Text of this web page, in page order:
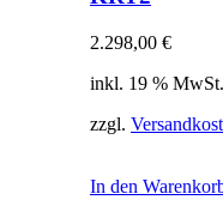
2.298,00 €
inkl. 19 % MwSt.
zzgl.
In den